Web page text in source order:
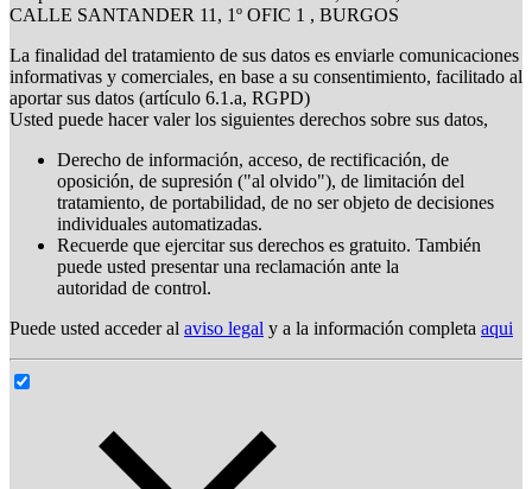
CALLE SANTANDER 11, 1º OFIC 1 , BURGOS
La finalidad del tratamiento de sus datos es enviarle comunicaciones
informativas y comerciales, en base a su consentimiento, facilitado al
aportar sus datos (artículo 6.1.a, RGPD)
Usted puede hacer valer los siguientes derechos sobre sus datos,
Derecho de información, acceso, de rectificación, de
oposición, de supresión ("al olvido"), de limitación del
tratamiento, de portabilidad, de no ser objeto de decisiones
individuales automatizadas.
Recuerde que ejercitar sus derechos es gratuito. También
puede usted presentar una reclamación ante la
autoridad de control.
Puede usted acceder al aviso legal y a la información completa aqui